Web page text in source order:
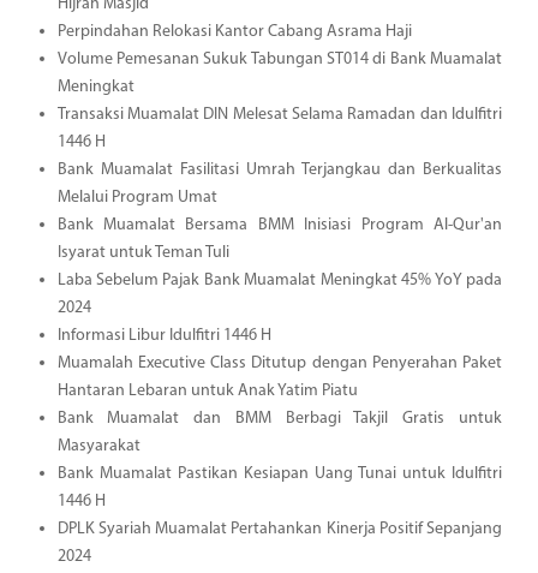
Hijrah Masjid
Perpindahan Relokasi Kantor Cabang Asrama Haji
Volume Pemesanan Sukuk Tabungan ST014 di Bank Muamalat
Meningkat
Transaksi Muamalat DIN Melesat Selama Ramadan dan Idulfitri
1446 H
Bank Muamalat Fasilitasi Umrah Terjangkau dan Berkualitas
Melalui Program Umat
Bank Muamalat Bersama BMM Inisiasi Program Al-Qur'an
Isyarat untuk Teman Tuli
Laba Sebelum Pajak Bank Muamalat Meningkat 45% YoY pada
2024
Informasi Libur Idulfitri 1446 H
Muamalah Executive Class Ditutup dengan Penyerahan Paket
Hantaran Lebaran untuk Anak Yatim Piatu
Bank Muamalat dan BMM Berbagi Takjil Gratis untuk
Masyarakat
Bank Muamalat Pastikan Kesiapan Uang Tunai untuk Idulfitri
1446 H
DPLK Syariah Muamalat Pertahankan Kinerja Positif Sepanjang
2024